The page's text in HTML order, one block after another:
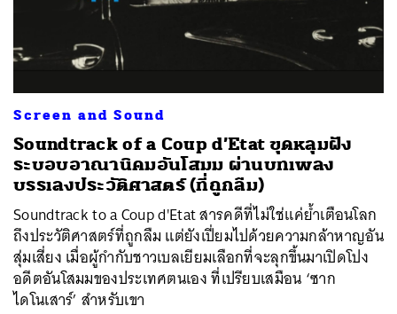
Screen and Sound
Soundtrack of a Coup d’Etat ขุดหลุมฝัง
ระบอบอาณานิคมอันโสมม ผ่านบทเพลง
บรรเลงประวัติศาสตร์ (ที่ถูกลืม)
Soundtrack to a Coup d'Etat สารคดีที่ไม่ใช่แค่ย้ำเตือนโลก
ถึงประวัติศาสตร์ที่ถูกลืม แต่ยังเปี่ยมไปด้วยความกล้าหาญอัน
สุ่มเสี่ยง เมื่อผู้กำกับชาวเบลเยียมเลือกที่จะลุกขึ้นมาเปิดโปง
อดีตอันโสมมของประเทศตนเอง ที่เปรียบเสมือน ‘ซาก
ไดโนเสาร์’ สำหรับเขา